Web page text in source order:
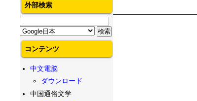
外部検索
コンテンツ
中文電脳
ダウンロード
中国通俗文学